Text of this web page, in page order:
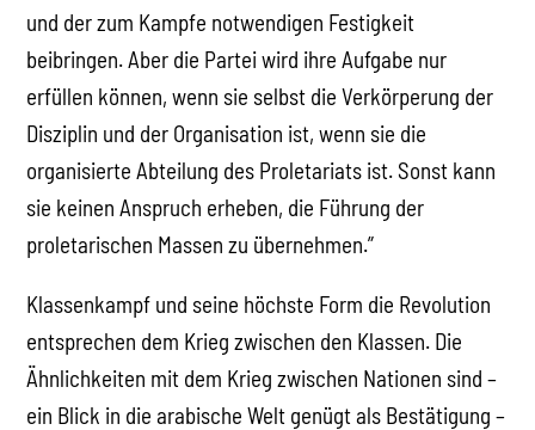
und der zum Kampfe notwendigen Festigkeit
beibringen. Aber die Partei wird ihre Aufgabe nur
erfüllen können, wenn sie selbst die Verkörperung der
Disziplin und der Organisation ist, wenn sie die
organisierte Abteilung des Proletariats ist. Sonst kann
sie keinen Anspruch erheben, die Führung der
proletarischen Massen zu übernehmen.”
Klassenkampf und seine höchste Form die Revolution
entsprechen dem Krieg zwischen den Klassen. Die
Ähnlichkeiten mit dem Krieg zwischen Nationen sind –
ein Blick in die arabische Welt genügt als Bestätigung –